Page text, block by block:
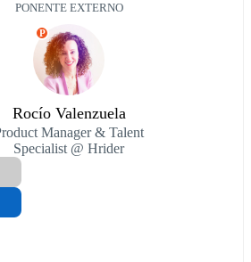
PONENTE EXTERNO
P
Rocío Valenzuela
Manager & Talent
Specialist @ Hrider